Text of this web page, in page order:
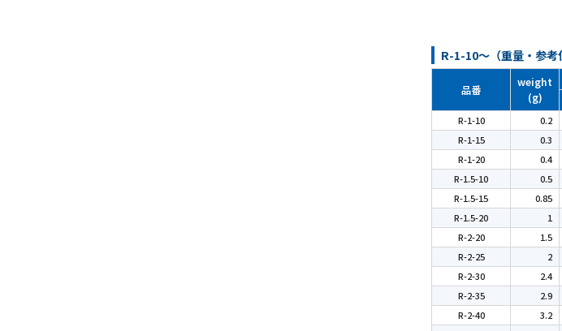
R-1-10～（重量・参考
品番
weight
(g)
R-1-10 0.2
R-1-15
0.3
R-1-20
0.4
R-1.5-10
0.5
R-1.5-15
0.85
R-1.5-20
1
R-2-20
1.5
R-2-25
2
R-2-30
2.4
R-2-35
2.9
R-2-40
3.2